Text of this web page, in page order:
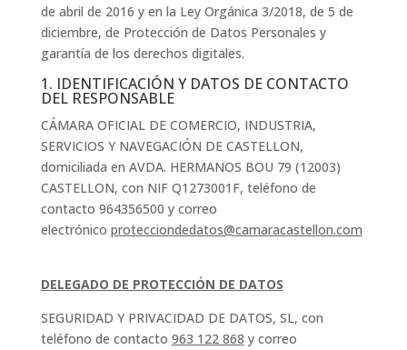
de abril de 2016 y en la Ley Orgánica 3/2018, de 5 de
diciembre, de Protección de Datos Personales y
garantía de los derechos digitales.
1. IDENTIFICACIÓN Y DATOS DE CONTACTO
DEL RESPONSABLE
CÁMARA OFICIAL DE COMERCIO, INDUSTRIA,
SERVICIOS Y NAVEGACIÓN DE CASTELLON,
domiciliada en AVDA. HERMANOS BOU 79 (12003)
CASTELLON, con NIF Q1273001F, teléfono de
contacto 964356500 y correo
electrónico protecciondedatos@camaracastellon.com
DELEGADO DE PROTECCIÓN DE DATOS
SEGURIDAD Y PRIVACIDAD DE DATOS, SL, con
teléfono de contacto 963 122 868 y correo